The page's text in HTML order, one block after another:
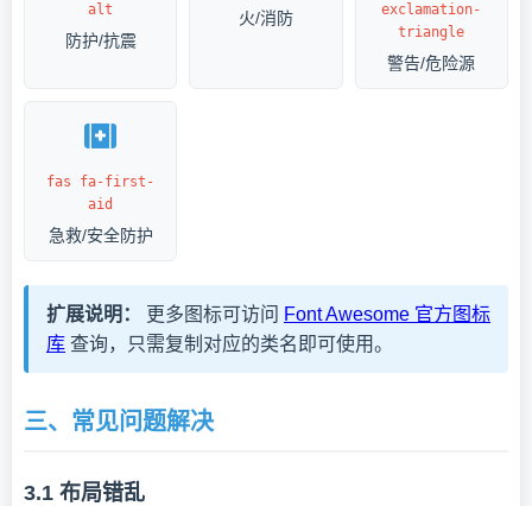
alt
防护/抗震
火/消防
exclamation-
triangle
警告/危险源
fas fa-first-
aid
急救/安全防护
扩展说明： 更多图标可访问 Font Awesome 官方图标
库 查询，只需复制对应的类名即可使用。
三、常见问题解决
3.1 布局错乱